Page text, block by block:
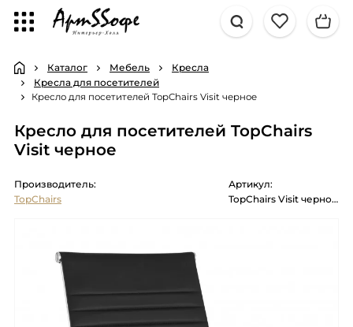
Каталог Мебель
Кресла
Кресла для посетителей
Кресло для посетителей TopChairs Visit черное
Кресло для посетителей TopChairs
Visit черное
Производитель:
TopChairs
Артикул:
TopChairs Visit черное в обивке из экокожи